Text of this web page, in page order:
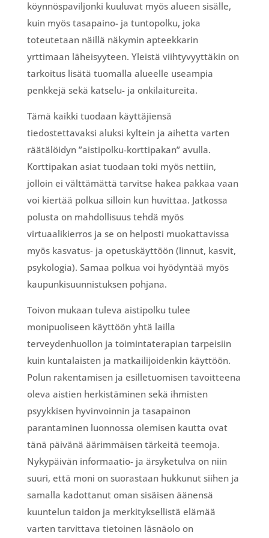
köynnöspaviljonki kuuluvat myös alueen sisälle,
kuin myös tasapaino- ja tuntopolku, joka
toteutetaan näillä näkymin apteekkarin
yrttimaan läheisyyteen. Yleistä viihtyvyyttäkin on
tarkoitus lisätä tuomalla alueelle useampia
penkkejä sekä katselu- ja onkilaitureita.
Tämä kaikki tuodaan käyttäjiensä
tiedostettavaksi aluksi kyltein ja aihetta varten
räätälöidyn ”aistipolku-korttipakan” avulla.
Korttipakan asiat tuodaan toki myös nettiin,
jolloin ei välttämättä tarvitse hakea pakkaa vaan
voi kiertää polkua silloin kun huvittaa. Jatkossa
polusta on mahdollisuus tehdä myös
virtuaalikierros ja se on helposti muokattavissa
myös kasvatus- ja opetuskäyttöön (linnut, kasvit,
psykologia). Samaa polkua voi hyödyntää myös
kaupunkisuunnistuksen pohjana.
Toivon mukaan tuleva aistipolku tulee
monipuoliseen käyttöön yhtä lailla
terveydenhuollon ja toimintaterapian tarpeisiin
kuin kuntalaisten ja matkailijoidenkin käyttöön.
Polun rakentamisen ja esilletuomisen tavoitteena
oleva aistien herkistäminen sekä ihmisten
psyykkisen hyvinvoinnin ja tasapainon
parantaminen luonnossa olemisen kautta ovat
tänä päivänä äärimmäisen tärkeitä teemoja.
Nykypäivän informaatio- ja ärsyketulva on niin
suuri, että moni on suorastaan hukkunut siihen ja
samalla kadottanut oman sisäisen äänensä
kuuntelun taidon ja merkityksellistä elämää
varten tarvittava tietoinen läsnäolo on